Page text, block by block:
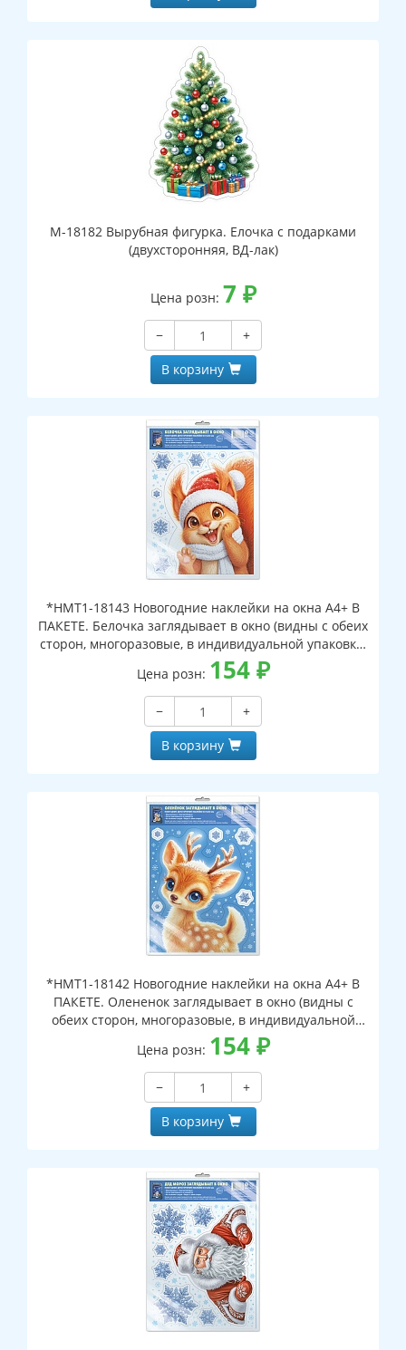
М-18182 Вырубная фигурка. Елочка с подарками
(двухсторонняя, ВД-лак)
Цена розн: 7 ₽
−
+
В корзину
*НМТ1-18143 Новогодние наклейки на окна А4+ В
ПАКЕТЕ. Белочка заглядывает в окно (видны с обеих
сторон, многоразовые, в индивидуальной упаковке,
с европодвесом и клеевым клапаном)
Цена розн: 154₽
−
+
В корзину
*НМТ1-18142 Новогодние наклейки на окна А4+ В
ПАКЕТЕ. Олененок заглядывает в окно (видны с
обеих сторон, многоразовые, в индивидуальной
упаковке, с европодвесом и клеевым клапаном)
Цена розн: 154₽
−
+
В корзину